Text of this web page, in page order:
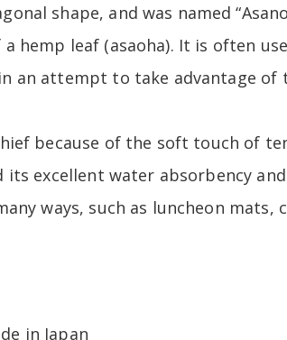
shape, and was named
hemp leaf (asaoha). It is often
an attempt to take advantage of
because of the soft touch of
excellent water absorbency
ways, such as luncheon mats,
in Japan